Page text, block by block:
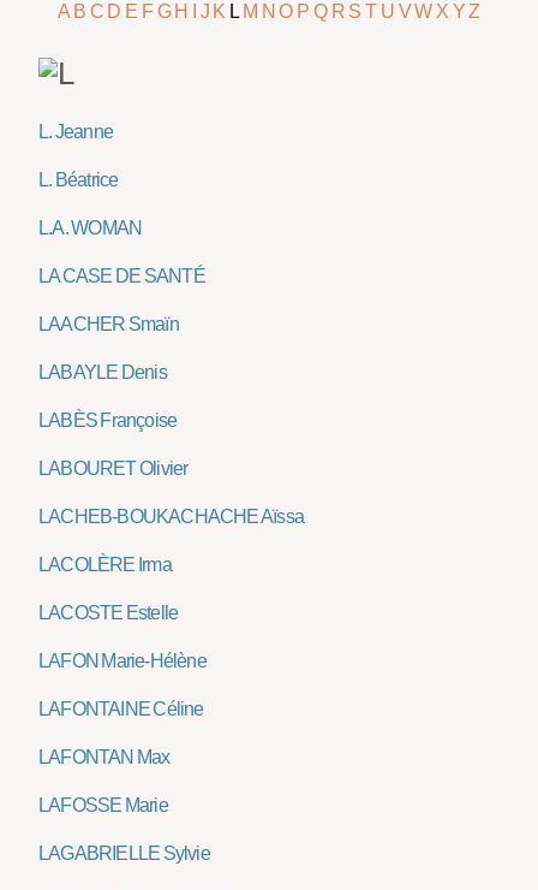
A B C D E F G H J K L M NO P Q R ST U VW X YZ
L. Jeanne
L. Béatrice
L.A. WOMAN
LA CASE DE SANTÉ
LAACHER Smaïn
LABAYLE Denis
LABÈS Françoise
LABOURET Olivier
LACHEB-BOUKACHACHE Aïssa
LACOLÈRE Irma
LACOSTE Estelle
LAFON Marie-Hélène
LAFONTAINE Céline
LAFONTAN Max
LAFOSSE Marie
LAGABRIELLE Sylvie